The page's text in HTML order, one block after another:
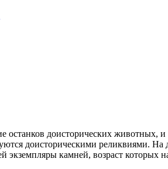
останков доисторических животных, и
доисторическими реликвиями.
камней, возраст которых